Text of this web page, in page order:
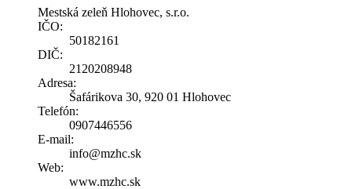
Mestská zeleň Hlohovec, s.r.o.
IČO:
50182161
DIČ:
2120208948
Adresa:
Šafárikova 30, 920 01 Hlohovec
Telefón:
0907446556
E-mail:
info@mzhc.sk
Web:
www.mzhc.sk